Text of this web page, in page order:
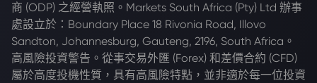
商 (ODP) 之經營執照。Markets South Africa (Pty) Ltd 辦事
處設立於：Boundary Place 18 Rivonia Road, Illovo
Sandton, Johannesburg, Gauteng, 2196, South Africa。
高風險投資警告。從事交易外匯 (Forex) 和差價合約 (CFD)
屬於高度投機性質，具有高風險特點，並非適於每一位投資